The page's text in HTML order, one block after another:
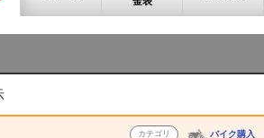
カテゴリ バイク購入